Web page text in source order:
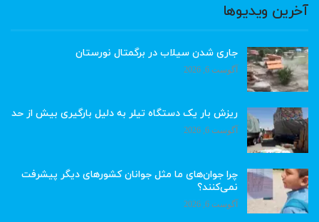
آخرین ویدیوها
جاری شدن سیلاب در برگمتال نورستان
آگوست 6, 2026
ریزش بار یک دستگاه تیلر به دلیل بارگیری بیش از حد
آگوست 6, 2026
چرا جوان‌های ما مثل جوانان کشورهای دیگر پیشرفت
نمی‌کنند؟
آگوست 6, 2026